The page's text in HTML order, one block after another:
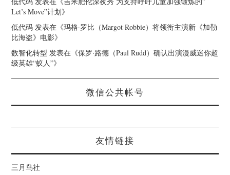
Let’s Move”计划》
低代码 发表在《玛格·罗比（Margot Robbie）将领衔主演新《加勒
比海盗》电影》
数智化转型 发表在《保罗·路德（Paul Rudd）确认出演漫威迷你超
级英雄“蚁人”》
微信公共帐号
友情链接
三月鸟社